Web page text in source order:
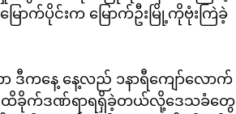
ာက်ပိုင်းက မြောက်ဦးမြို့ကိုဗုံးကြဲခဲ့
ဒီကနေ့ နေ့လည် ၁နာရီကျော်လောက်
း ထိခိုက်ဒဏ်ရာရရှိခဲ့တယ်လို့ဒေသခံတွေ